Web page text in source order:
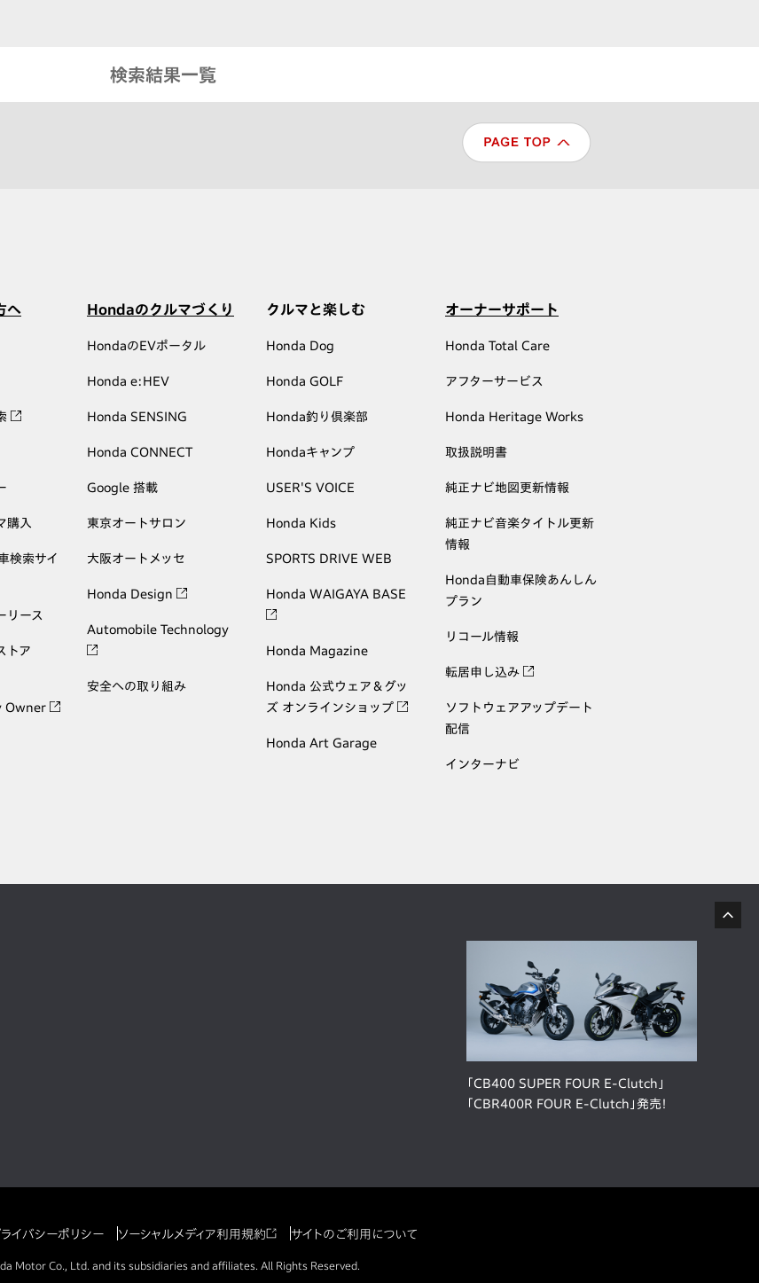
検索結果一覧
へ
購入
検索サイ
リース
トア
Owner
Hondaのクルマづくり
HondaのEVポータル
Honda e:HEV
Honda SENSING
Honda CONNECT
Google 搭載
東京オートサロン
大阪オートメッセ
Honda Design
Automobile Technology
安全への取り組み
クルマと楽しむ
Honda Dog
Honda GOLF
Honda釣り倶楽部
Hondaキャンプ
USER'S VOICE
Honda Kids
SPORTS DRIVE WEB
Honda WAIGAYA BASE
Honda Magazine
Honda 公式ウェア＆グッ
ズ オンラインショップ
Honda Art Garage
オーナーサポート
Honda Total Care
アフターサービス
Honda Heritage Works
取扱説明書
純正ナビ地図更新情報
純正ナビ音楽タイトル更新
情報
Honda自動車保険あんしん
プラン
リコール情報
転居申し込み
ソフトウェアアップデート
配信
インターナビ
「CB400 SUPER FOUR E-Clutch」
「CBR400R FOUR E-Clutch」発売！
イバシーポリシー ソーシャルメディア利用規約 サイトのご利用について
Motor Co., Ltd. and its subsidiaries and affiliates. All Rights Reserved.